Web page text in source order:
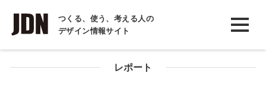
つくる、使う、考える人の
デザイン情報サイト
INTERVIEW
インタビュー
REPORT レポート